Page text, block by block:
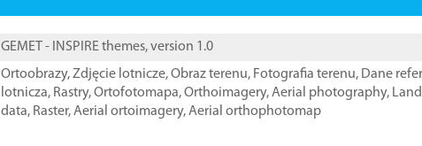
GEMET - INSPIRE themes, version 1.0
Ortoobrazy,Zdjęcie lotnicze,Obraz terenu, Fotografia terenu, Dane
lotnicza, Rastry,Ortofotomapa,Orthoimagery,Aerial photography,
data, Raster,Aerial ortoimagery,Aerial orthophotomap